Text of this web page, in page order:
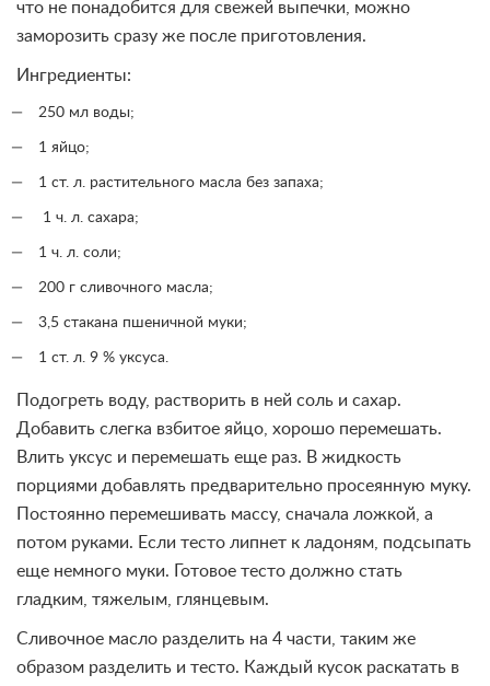
что не понадобится для свежей выпечки, можно
заморозить сразу же после приготовления.
Ингредиенты:
250 мл воды;
1 яйцо;
1 ст. л. растительного масла без запаха;
1 ч. л. сахара;
1 ч. л. соли;
200 г сливочного масла;
3,5 стакана пшеничной муки;
1 ст. л. 9 % уксуса.
Подогреть воду, растворить в ней соль и сахар.
Добавить слегка взбитое яйцо, хорошо перемешать.
Влить уксус и перемешать еще раз. В жидкость
порциями добавлять предварительно просеянную муку.
Постоянно перемешивать массу, сначала ложкой, а
потом руками. Если тесто липнет к ладоням, подсыпать
еще немного муки. Готовое тесто должно стать
гладким, тяжелым, глянцевым.
Сливочное масло разделить на 4 части, таким же
образом разделить и тесто. Каждый кусок раскатать в